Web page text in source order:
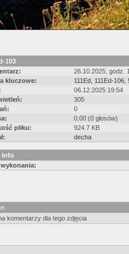
103
26.10.2025, godz.
kluczowe:
111Ed 111Ed-106
06.12.2025 19:54
305
0
0.00 (0 głosów)
pliku:
924.7 KB
decha
Info
wykonania:
komentarzy dla tego zdjęcia